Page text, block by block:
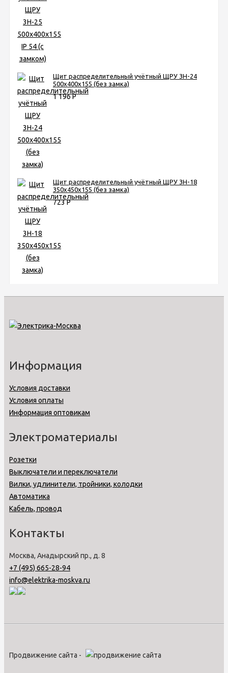
Щит распределительный учётный ЩРУ 3Н-24
500х400х155 (без замка)
1 196Р
Щит распределительный учётный ЩРУ 3Н-18
350х450х155 (без замка)
723Р
Информация
Условия доставки
Условия оплаты
Информация оптовикам
Электроматериалы
Розетки
Выключатели и переключатели
Вилки, удлинители, тройники, колодки
Автоматика
Кабель, провод
Контакты
Москва, Анадырский пр., д. 8
+7 (495) 665-28-94
info@elektrika-moskva.ru
Продвижение сайта -